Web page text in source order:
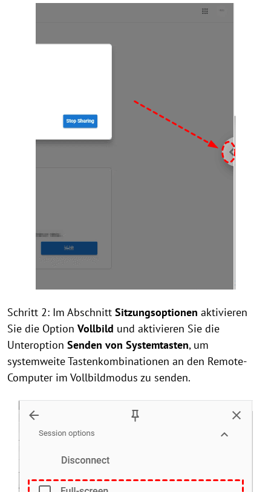
Schritt 2: Im Abschnitt Sitzungsoptionen aktivieren
Sie die Option Vollbild und aktivieren Sie die
Unteroption Senden von Systemtasten, um
systemweite Tastenkombinationen an den Remote-
Computer im Vollbildmodus zu senden.